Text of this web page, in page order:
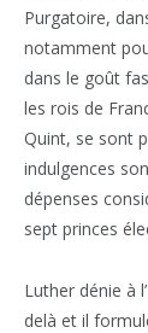
Purgatoire,
notamment
dans le goût
les rois de
Quint, se sont
indulgences
dépenses
sept princes
Luther dénie à
delà et il